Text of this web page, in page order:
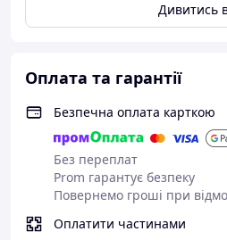
Дивитись
Оплата та гарантії
Безпечна оплата карткою
Без переплат
Prom гарантує безпеку
Повернемо гроші при
Оплатити частинами